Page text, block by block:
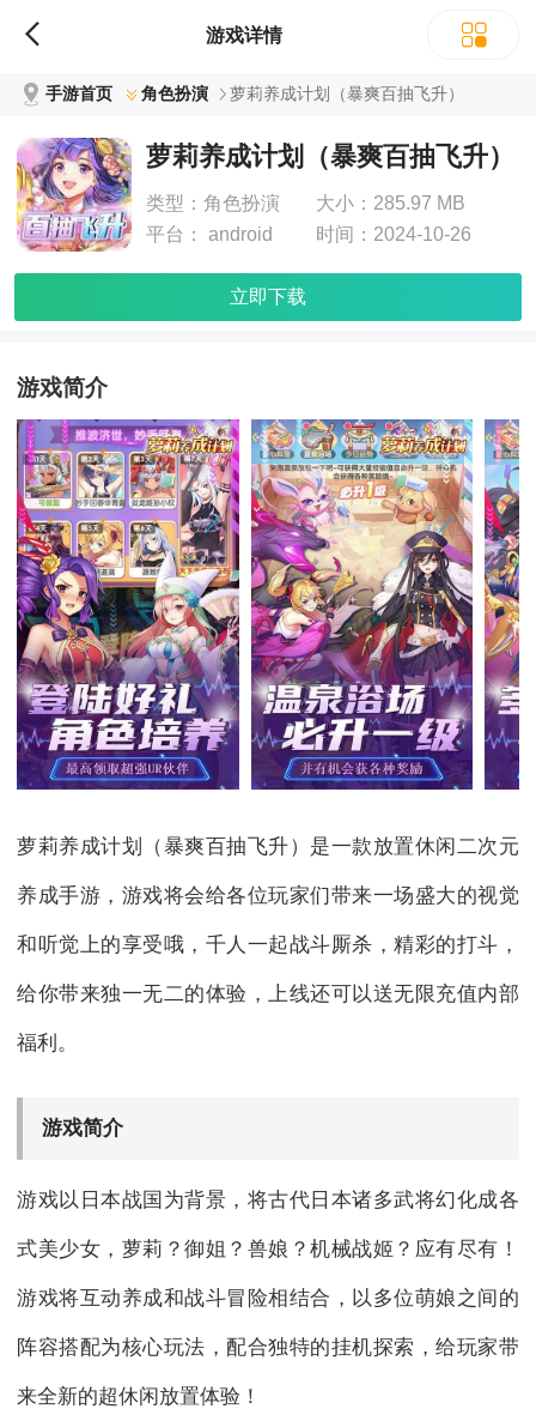
游戏详情
手游首页 角色扮演 萝莉养成计划（暴爽百抽飞升）
萝莉养成计划（暴爽百抽飞升）
类型： 角色扮演 大小： 285.97 MB
平台：
android 时间： 2024-10-26
立即下载
游戏简介
萝莉养成计划（暴爽百抽飞升）是一款放置休闲二次元
养成手游，游戏将会给各位玩家们带来一场盛大的视觉
和听觉上的享受哦，千人一起战斗厮杀，精彩的打斗，
给你带来独一无二的体验，上线还可以送无限充值内部
福利。
游戏简介
游戏以日本战国为背景，将古代日本诸多武将幻化成各
式美少女，萝莉？御姐？兽娘？机械战姬？应有尽有！
游戏将互动养成和战斗冒险相结合，以多位萌娘之间的
阵容搭配为核心玩法，配合独特的挂机探索，给玩家带
来全新的超休闲放置体验！